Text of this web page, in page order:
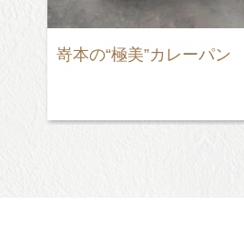
極生“北海道ミルクバター